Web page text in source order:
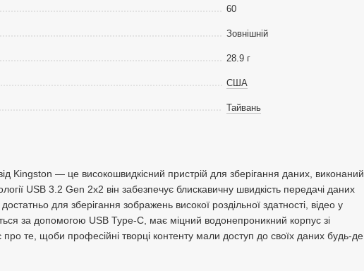
60
Зовнішній
28.9 г
США
Тайвань
Kingston — це високошвидкісний пристрій для зберігання даних, виконаний
USB 3.2 Gen 2x2 він забезпечує блискавичну швидкість передачі даних
для зберігання зображень високої роздільної здатності, відео у
за допомогою USB Type-C, має міцний водонепроникний корпус зі
те, щоби професійні творці контенту мали доступ до своїх даних будь-де